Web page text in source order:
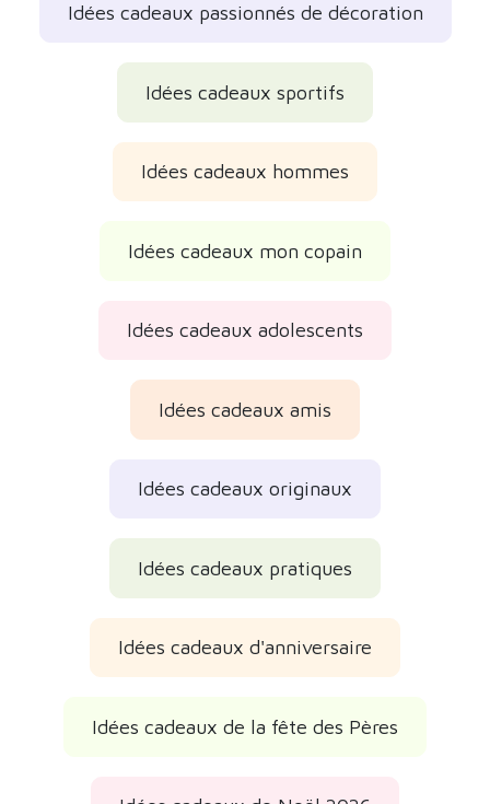
Idées cadeaux passionnés de décoration
Idées cadeaux sportifs
Idées cadeaux hommes
Idées cadeaux mon copain
Idées cadeaux adolescents
Idées cadeaux amis
Idées cadeaux originaux
Idées cadeaux pratiques
Idées cadeaux d'anniversaire
Idées cadeaux de la fête des Pères